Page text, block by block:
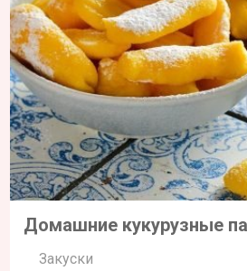
Домашние кукурузные
Закуски